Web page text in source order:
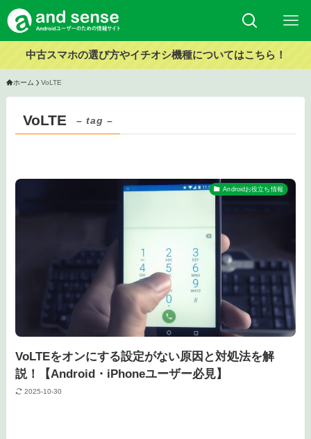
中古スマホの選び方やイチオシ機種についてはこちら！
ホーム VoLTE
VoLTE – tag –
Androidお役立ち情報
VoLTEをオンにする設定がない原因と対処法を解
説！【Android・iPhoneユーザー必見】
2025-10-30